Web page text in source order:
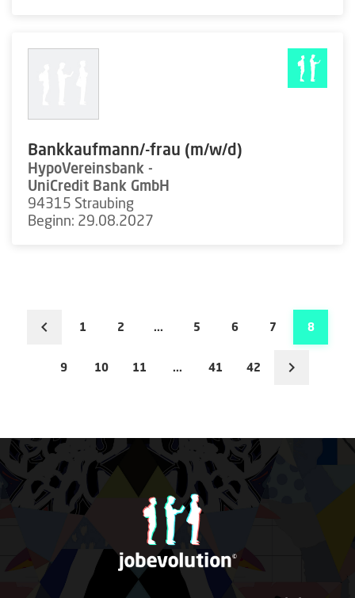
Bankkaufmann/-frau (m/w/d)
HypoVereinsbank -
UniCredit Bank GmbH
94315 Straubing
Beginn: 29.08.2027
1 2 ... 5 6 7 8
9 10 11 ... 41 42